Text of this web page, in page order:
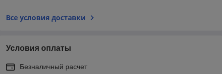
Все условия доставки
Условия оплаты
Безналичный расчет